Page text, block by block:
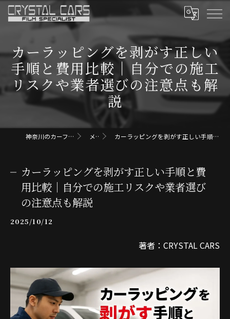
カーラッピングを剥がす正しい
手順と費用比較｜自分での施工
リスクや業者選びの注意点も解
説
神奈川のカーフィルムならクリスタルカーズ メディア カーラッピングを剥がす正しい手順と費用比較｜自分での施工リスクや業者選びの注意点も解説
カーラッピングを剥がす正しい手順と費
用比較｜自分での施工リスクや業者選び
の注意点も解説
2025/10/12
著者：CRYSTAL CARS